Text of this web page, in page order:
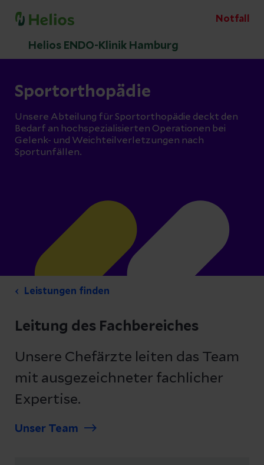
Notfall
Helios ENDO-Klinik Hamburg
Sportorthopädie
Unsere Abteilung für Sportorthopädie deckt den
Bedarf an hochspezialisierten Operationen bei
Gelenk- und Weichteilverletzungen nach
Sportunfällen.
Leistungen finden
Leitung des Fachbereiches
Unsere Chefärzte leiten das Team
mit ausgezeichneter fachlicher
Expertise.
Unser Team